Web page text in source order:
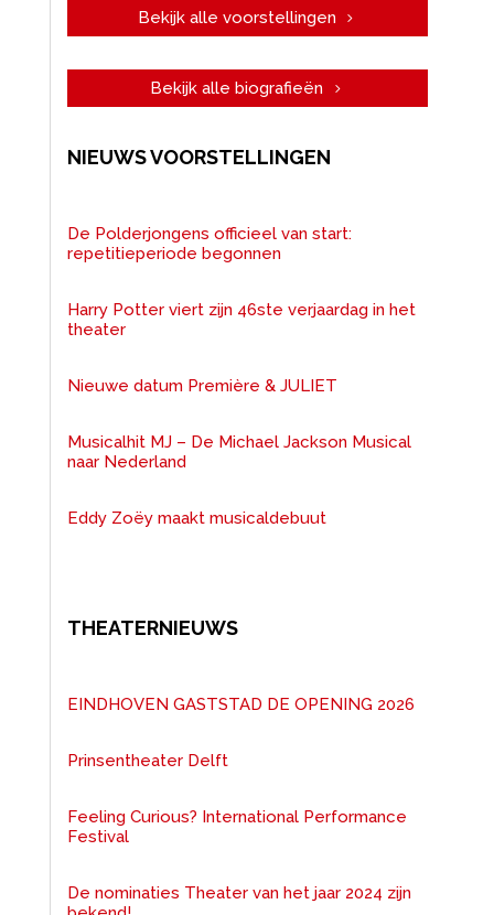
Bekijk alle voorstellingen
Bekijk alle biografieën
NIEUWS VOORSTELLINGEN
De Polderjongens officieel van start:
repetitieperiode begonnen
Harry Potter viert zijn 46ste verjaardag in het
theater
Nieuwe datum Première & JULIET
Musicalhit MJ – De Michael Jackson Musical
naar Nederland
Eddy Zoëy maakt musicaldebuut
THEATERNIEUWS
EINDHOVEN GASTSTAD DE OPENING 2026
Prinsentheater Delft
Feeling Curious? International Performance
Festival
De nominaties Theater van het jaar 2024 zijn